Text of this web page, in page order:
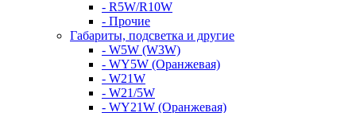
- R5W/R10W
- Прочие
Габариты, подсветка и другие
- W5W (W3W)
- WY5W (Оранжевая)
- W21W
- W21/5W
- WY21W (Оранжевая)